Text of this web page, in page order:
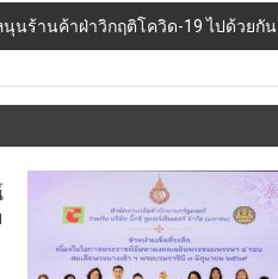
นุนร้านค้าฝ่าวิกฤติโควิด-19 ไปด้วยกัน